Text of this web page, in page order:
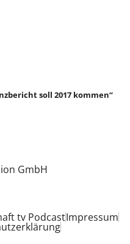
soll 2017 kommen“
GmbH
tv PodcastImpressum